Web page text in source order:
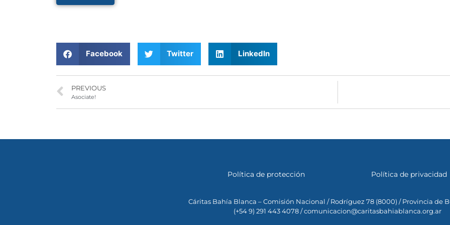
Facebook Twitter LinkedIn
PREVIOUS
Asociate!
Política de protección Política de privacidad
Cáritas Bahía Blanca – Comisión Nacional / Rodríguez 78 (8000) / Provincia de
(+54 9) 291 443 4078 / comunicacion@caritasbahiablanca.org.ar